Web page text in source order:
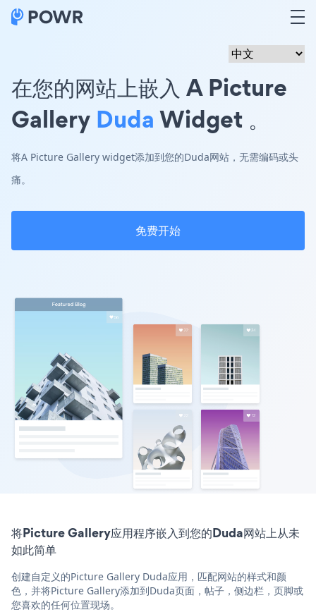
在您的网站上嵌入 A Picture
Gallery DudaWidget 。
将A Picture Gallery widget添加到您的Duda网站，无需编码或头
痛。
免费开始
将Picture Gallery应用程序嵌入到您的Duda网站上从未
如此简单
创建自定义的Picture Gallery Duda应用，匹配网站的样式和颜
色，并将Picture Gallery添加到Duda页面，帖子，侧边栏，页脚或
您喜欢的任何位置现场。